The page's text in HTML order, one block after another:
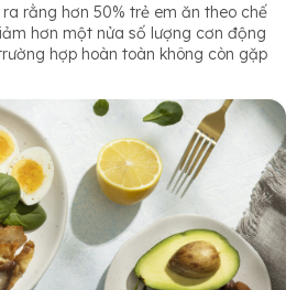
rằng hơn 50% trẻ em ăn theo chế
hơn một nửa số lượng cơn động
hợp hoàn toàn không còn gặp